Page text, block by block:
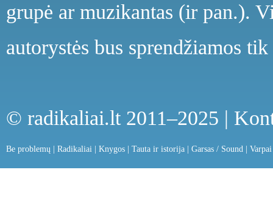
grupė ar muzikantas (ir pan.).
autorystės bus sprendžiamos
© radikaliai.lt 2011–2025 |
Be problemų Radikaliai Knygos Tauta ir istorija Garsas / Sound Varpai